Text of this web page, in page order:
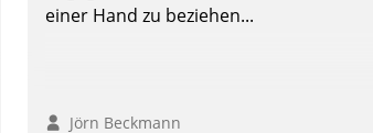
einer Hand zu beziehen...
Jörn Beckmann